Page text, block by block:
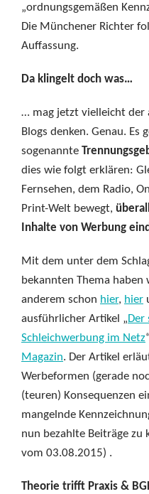
„ordnungsgemäßen
Die Münchener Richter
Auffassung.
Da klingelt doch was…
… mag jetzt vielleicht der
Blogs denken. Genau. Es
sogenannte
dies wie folgt erklären:
Fernsehen, dem Radio,
Print-Welt bewegt,
Inhalte von Werbung
Mit dem unter dem
bekannten Thema
anderem schon hier, hier
ausführlicher Artikel „Der
Schleichwerbung im Netz
Magazin. Der Artikel
Werbeformen (gerade
(teuren) Konsequenzen
mangelnde
nun bezahlte Beiträge zu
vom 03.08.2015) .
Theorie trifft Praxis &